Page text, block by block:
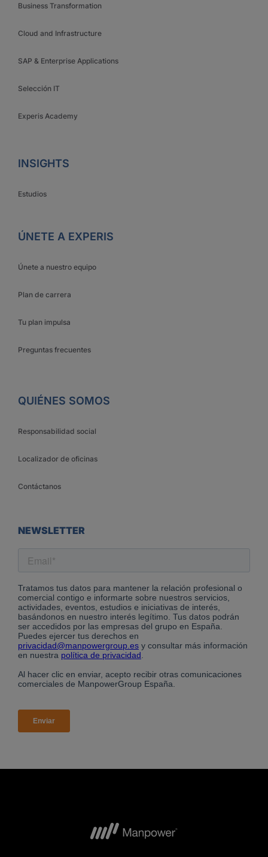
Business Transformation
Cloud and Infrastructure
SAP & Enterprise Applications
Selección IT
Experis Academy
INSIGHTS
Estudios
ÚNETE A EXPERIS
Únete a nuestro equipo
Plan de carrera
Tu plan impulsa
Preguntas frecuentes
QUIÉNES SOMOS
Responsabilidad social
Localizador de oficinas
Contáctanos
NEWSLETTER